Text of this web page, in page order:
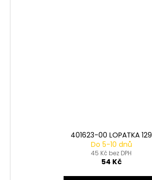
401623-00 LOPATKA 129
Do 5-10 dnů
45 Kč bez DPH
54 Kč